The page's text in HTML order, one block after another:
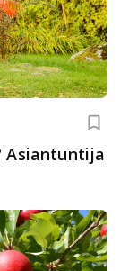
Asiantuntija